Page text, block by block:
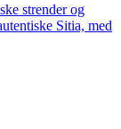
strender og
Sitia, med